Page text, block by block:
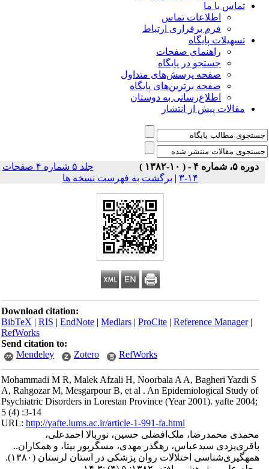
تماس با ما
اطلاعات تماس
فرم برقراری ارتباط
تسهیلات پایگاه
راهنمای صفحات
جستجو در پایگاه
صفحه پرسش‌های متداول
صفحه برترین‌های پایگاه
اطلاع‌رسانی به دوستان
مقالات پیش از انتشار
دوره ۵، شماره ۴ - ( ۱۰-۱۳۸۲ )
جلد ۵ شماره ۴ صفحات
۱۴-۳
|برگشت به فهرست نسخه ها
Download citation:
BibTeX|RIS|EndNote|Medlars|ProCite|Reference Manager
RefWorks
Send citation to:
Mendeley
Zotero RefWorks
Mohammadi M R, Malek Afzali H, Noorbala A A, Bagheri Yazdi S
A, Rahgozar M, Mesgarpour B, et al . An Epidemiological Study of
Psychiatric Disorders in Lorestan Province (Year 2001). yafte 2004;
5 (4) :3-14
URL:http://yafte.lums.ac.ir/article-1-991-fa.html
محمدی محمدرضا، ملک‌افضلی حسین، نوربالا احمدعلی،
باقری‌یزدی سیدعباس، رهگذر مهدی، مسگرپور بیتا، و همکاران..
همه‏گیری‌شناسی اختلالات روان پزشکی در استان لرستان (۱۳۸۰).